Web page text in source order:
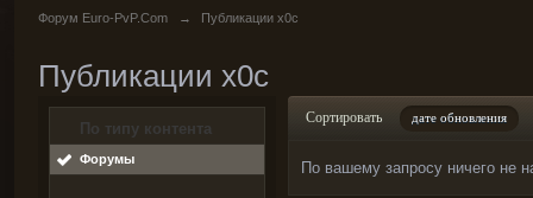
Форум Euro-PvP.Com → Публикации x0c
Публикации x0c
По типу контента
Форумы
Сортировать дате обновления
По вашему запросу ничего не